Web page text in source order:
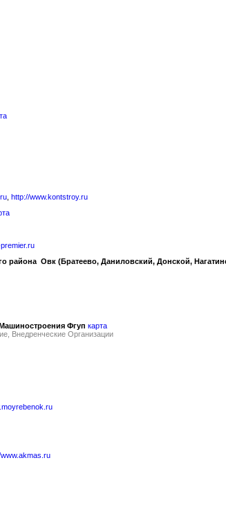
http://www.kontstroy.ru
Овк (Братеево, Даниловский, Донской,
Фгуп карта
Внедренческие Организации